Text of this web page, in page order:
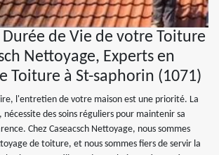
de Vie de votre Toiture
Nettoyage, Experts en
Toiture à St-saphorin (1071)
l'entretien de votre maison est une priorité. La
des soins réguliers pour maintenir sa
Chez Caseacsch Nettoyage, nous sommes
de toiture, et nous sommes fiers de servir la